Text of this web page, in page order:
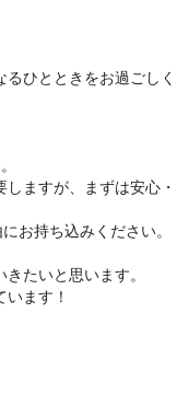
ひとときをお過ごしく
ますが、まずは安心・
お持ち込みください。
たいと思います。
ます！